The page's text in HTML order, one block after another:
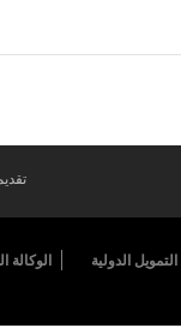
الدولية الوكالة